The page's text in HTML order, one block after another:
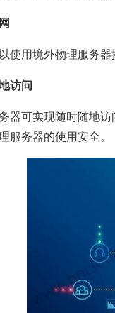
使用境外物理服务
访问
器可实现随时随地
服务器的使用安全。